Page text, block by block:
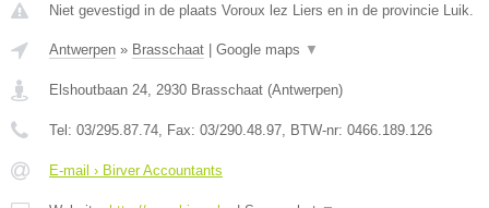
Niet gevestigd in de plaats Voroux lez Liers en in de provincie Luik.
Antwerpen » Brasschaat Google maps ▼
Elshoutbaan 24 2930 Brasschaat (Antwerpen)
Tel: 03/295.87.74 , Fax: 03/290.48.97 , BTW-nr: 0466.189.126
E-mail › Birver Accountants